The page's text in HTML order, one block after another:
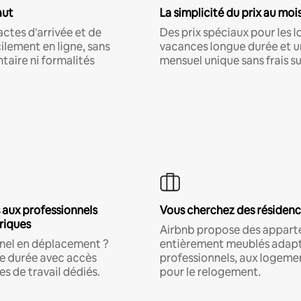
d'arrivée et de
en ligne, sans
ni formalités
La simplicité du prix au
Des prix spéciaux pour les
vacances longue durée et
mensuel unique sans frais
professionnels
en déplacement ?
durée avec accès
de travail dédiés.
Vous cherchez des
Airbnb propose des
entièrement meublés
professionnels, aux
pour le relogement.